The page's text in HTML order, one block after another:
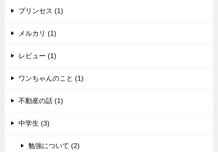
プリンセス (1)
メルカリ (1)
レビュー (1)
ワンちゃんのこと (1)
不動産の話 (1)
中学生 (3)
勉強について (2)